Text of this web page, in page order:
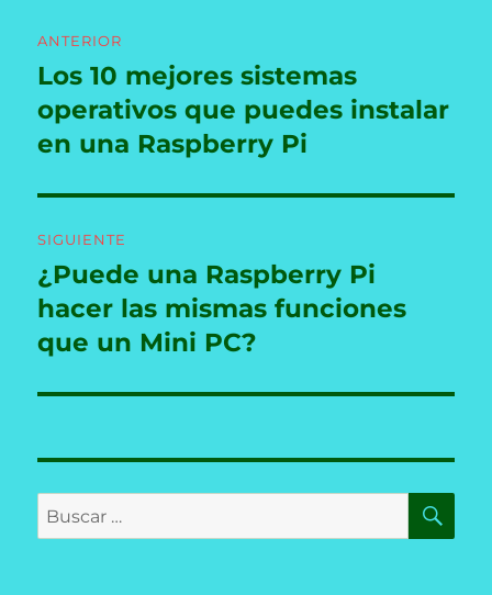
de
entradas
ANTERIOR
Entrada
anterior:
Los 10 mejores sistemas
operativos que puedes instalar
en una Raspberry Pi
SIGUIENTE
Entrada
siguiente:
¿Puede una Raspberry Pi
hacer las mismas funciones
que un Mini PC?
Buscar
por: